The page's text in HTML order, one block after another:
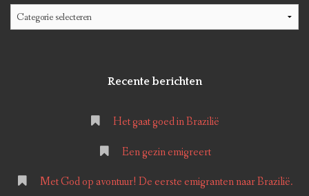
Categorieën
Recente berichten
Het gaat goed in Brazilië
Een gezin emigreert
Met God op avontuur! De eerste emigranten naar Brazilië.